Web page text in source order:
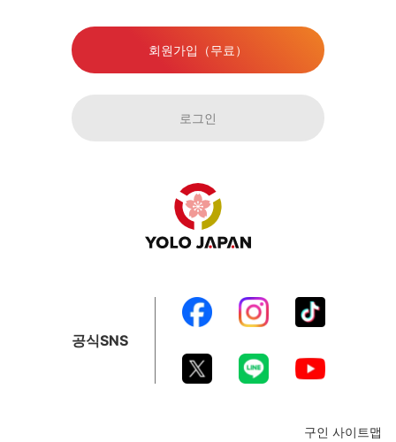
회원가입（무료）
로그인
공식SNS
구인 사이트맵